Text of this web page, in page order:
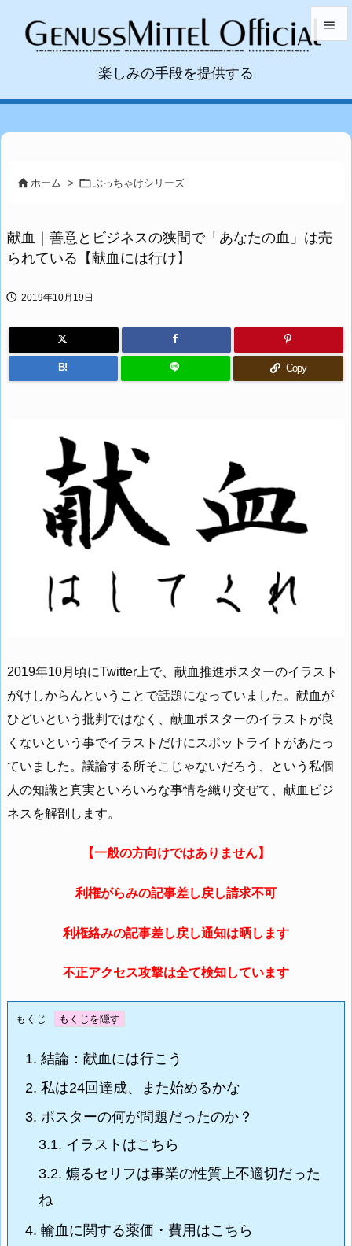
楽しみの手段を提供する


検索
 ホーム > ぶっちゃけシリーズ
献血｜善意とビジネスの狭間で「あなたの血」は売
られている【献血には行け】
 2019年10月19日
B! Copy
2019年10月頃にTwitter上で、献血推進ポスターのイラスト
がけしからんということで話題になっていました。献血が
ひどいという批判ではなく、献血ポスターのイラストが良
くないという事でイラストだけにスポットライトがあたっ
ていました。議論する所そこじゃないだろう、という私個
人の知識と真実といろいろな事情を織り交ぜて、献血ビジ
ネスを解剖します。
【一般の方向けではありません】
利権がらみの記事差し戻し請求不可
利権絡みの記事差し戻し通知は晒します
不正アクセス攻撃は全て検知しています
もくじ
1. 結論：献血には行こう
2. 私は24回達成、また始めるかな
3. ポスターの何が問題だったのか？
3.1. イラストはこちら
3.2. 煽るセリフは事業の性質上不適切だった
ね
4. 輸血に関する薬価・費用はこちら